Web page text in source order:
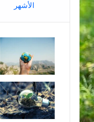
الأشهر